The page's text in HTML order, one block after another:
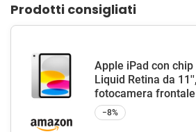
Prodotti consigliati
Apple iPad con
Liquid Retina da
fotocamera frontale
−8%